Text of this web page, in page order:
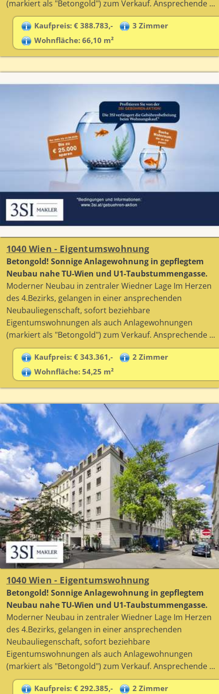
(markiert als "Betongold") zum Verkauf. Ansprechende ...
Kaufpreis: € 388.783,-
3 Zimmer
Wohnfläche: 66,10 m²
1040 Wien - Eigentumswohnung
Betongold! Sonnige Anlagewohnung in gepflegtem
Neubau nahe TU-Wien und U1-Taubstummengasse.
Moderner Neubau in zentraler Wiedner Lage Im Herzen
des 4.Bezirks, gelangen in einer ansprechenden
Neubauliegenschaft, sofort beziehbare
Eigentumswohnungen als auch Anlagewohnungen
(markiert als "Betongold") zum Verkauf. Ansprechende ...
Kaufpreis: € 343.361,-
2 Zimmer
Wohnfläche: 54,25 m²
1040 Wien - Eigentumswohnung
Betongold! Sonnige Anlagewohnung in gepflegtem
Neubau nahe TU-Wien und U1-Taubstummengasse.
Moderner Neubau in zentraler Wiedner Lage Im Herzen
des 4.Bezirks, gelangen in einer ansprechenden
Neubauliegenschaft, sofort beziehbare
Eigentumswohnungen als auch Anlagewohnungen
(markiert als "Betongold") zum Verkauf. Ansprechende ...
Kaufpreis: € 292.385,-
2 Zimmer